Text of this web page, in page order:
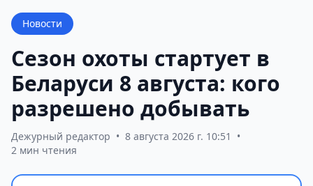
Новости
Сезон охоты стартует в
Беларуси 8 августа: кого
разрешено добывать
Дежурный редактор • 8 августа 2026 г. 10:51
•
2 мин чтения